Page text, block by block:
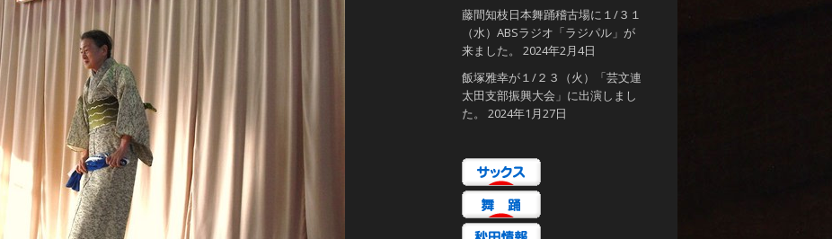
藤間知枝日本舞踊稽古場に１/３１
（水）ABSラジオ「ラジパル」が
来ました。
2024年2月4日
飯塚雅幸が１/２３（火）「芸文連
太田支部振興大会」に出演しまし
た。
2024年1月27日